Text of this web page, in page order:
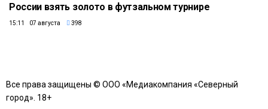
России взять золото в футзальном турнире
15:11 07 августа 398
Все права защищены © ООО «Медиакомпания «Северный
город». 18+